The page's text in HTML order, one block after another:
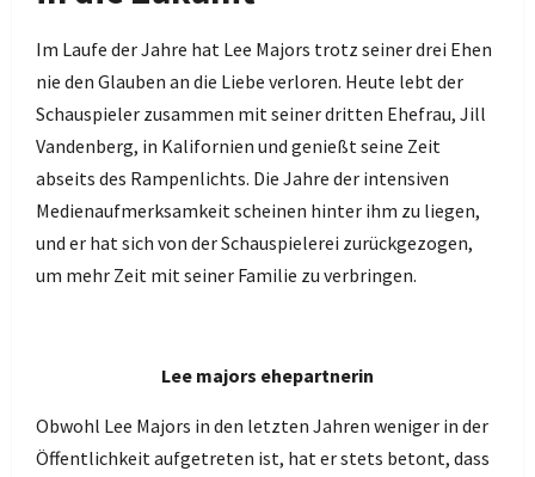
Im Laufe der Jahre hat Lee Majors trotz seiner drei Ehen
nie den Glauben an die Liebe verloren. Heute lebt der
Schauspieler zusammen mit seiner dritten Ehefrau, Jill
Vandenberg, in Kalifornien und genießt seine Zeit
abseits des Rampenlichts. Die Jahre der intensiven
Medienaufmerksamkeit scheinen hinter ihm zu liegen,
und er hat sich von der Schauspielerei zurückgezogen,
um mehr Zeit mit seiner Familie zu verbringen.
Lee majors ehepartnerin
Obwohl Lee Majors in den letzten Jahren weniger in der
Öffentlichkeit aufgetreten ist, hat er stets betont, dass